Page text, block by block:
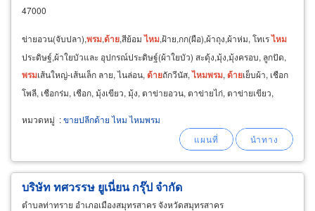
47000
ข่ายอวน(จับปลา),พรม,ด้าย,สีย้อมไหม,ฝ้าย,กก(ผือ),ผ้าถุง,ผ้าห่ม, โทเรไหม
ประดิษฐ์,ผ้าใยบัวและ อุปกรณ์ประดิษฐ์(ผ้าใยบัว) สะดุ้ง,มุ้ง,มุ้งครอบ, ลูกปัด,
พรมเส้นใหญ่-เส้นเล็ก ลาย, ไนล่อน, ด้ายถักวีนัส,ไหมพรม, ด้ายเย็บผ้า, เชือก
โพลี, เชือกร่ม, เชือก, มุ้งเขียว, มุ้ง, ตาข่ายอวน, ตาข่ายไก่, ตาข่ายเขียว,
หมวดหมู่ :ขายปลีกด้าย ไหม ไหมพรม
บริษัท ทศวรรษ ยูเนี่ยน กรุ๊ป จำกัด
ตำบลท่าทราย อำเภอเมืองสมุทรสาคร จังหวัดสมุทรสาคร